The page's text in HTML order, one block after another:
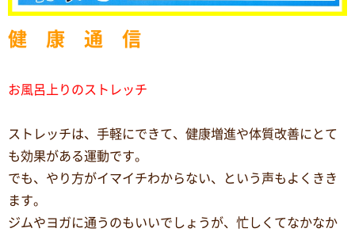
健 康 通 信
お風呂上りのストレッチ
ストレッチは、手軽にできて、健康増進や体質改善にとて
も効果がある運動です。
でも、やり方がイマイチわからない、という声もよくきき
ます。
ジムやヨガに通うのもいいでしょうが、忙しくてなかなか